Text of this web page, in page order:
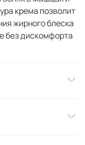
крема позволит
жирного блеска
без дискомфорта